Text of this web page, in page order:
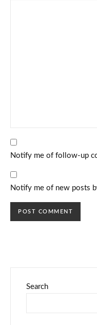
Notify me of follow-up
Notify me of new posts
Search